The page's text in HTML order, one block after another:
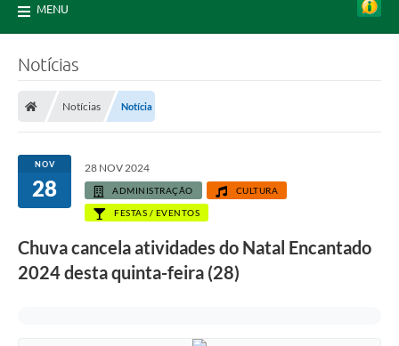
MENU
Notícias
Notícias Notícia
NOV
28
28 NOV 2024
ADMINISTRAÇÃO CULTURA
FESTAS / EVENTOS
Chuva cancela atividades do Natal Encantado
2024 desta quinta-feira (28)